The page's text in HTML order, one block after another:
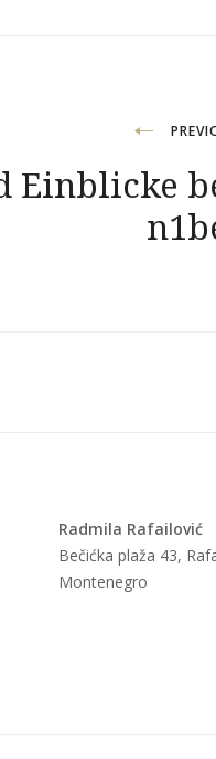
Einblicke
Radmila Rafailović
Bečićka plaža 43,
Montenegro